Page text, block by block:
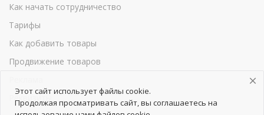
Как начать сотрудничество
Тарифы
Как добавить товары
Продвижение товаров
Реквизиты
Этот сайт использует файлы cookie.
Продолжая просматривать сайт, вы соглашаетесь на